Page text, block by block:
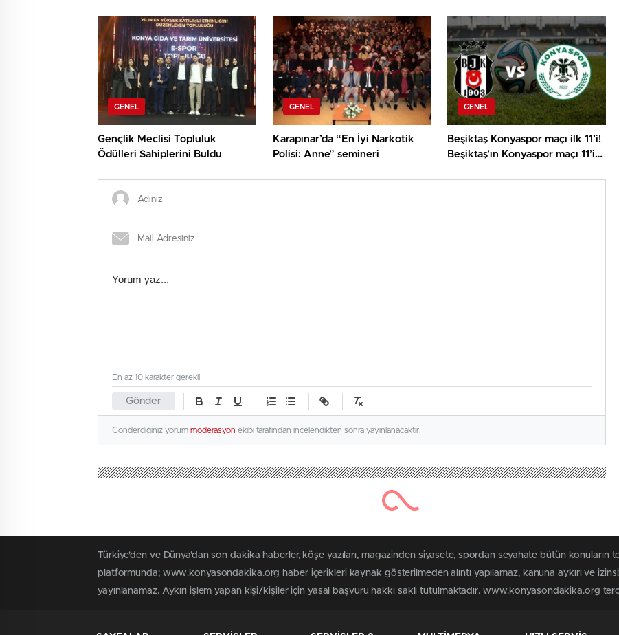
GENEL
Gençlik Meclisi Topluluk
Ödülleri Sahiplerini Buldu
GENEL
Karapınar’da “En İyi Narkotik
Polisi: Anne” semineri
GENEL
Beşiktaş Konyaspor maçı ilk 11’i!
Beşiktaş’ın Konyaspor maçı 11’i
Gönder
En az 10 karakter gerekli
Gönderdiğiniz yorum moderasyon ekibi tarafından incelendikten sonra yayınlanacaktır.
Türkiye'den ve Dünya’dan son dakika haberler, köşe yazıları, magazinden siyasete, spordan seyahate bütün
platformunda; www.konyasondakika.org haber içerikleri kaynak gösterilmeden alıntı yapılamaz, kanuna aykırı ve
yayınlanamaz. Aykırı işlem yapan kişi/kişiler için yasal başvuru hakkı saklı tutulmaktadır. www.konyasondakika.org